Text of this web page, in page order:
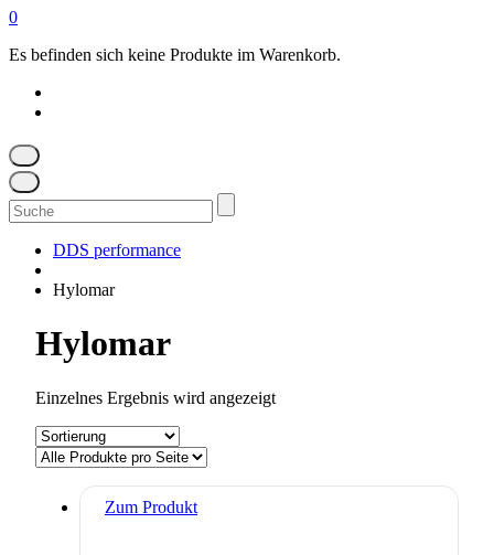
0
Es befinden sich keine Produkte im Warenkorb.
Suchen
nach:
DDS performance
Hylomar
Hylomar
Einzelnes Ergebnis wird angezeigt
Zum Produkt